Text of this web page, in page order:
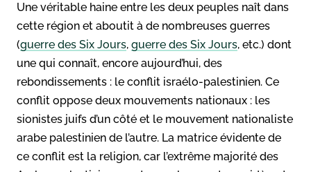
Une véritable haine entre les deux peuples naît dans
cette région et aboutit à de nombreuses guerres
(guerre des Six Jours, guerre des Six Jours, etc.) dont
une qui connaît, encore aujourd’hui, des
rebondissements : le conflit israélo-palestinien. Ce
conflit oppose deux mouvements nationaux : les
sionistes juifs d’un côté et le mouvement nationaliste
arabe palestinien de l’autre. La matrice évidente de
ce conflit est la religion, car l’extrême majorité des